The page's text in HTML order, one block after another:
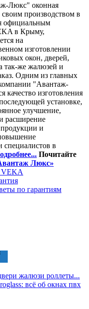
Люкс" оконная
производством в
официальным
в Крыму,
на
изготовлении
окон, дверей,
так-же жалюзей и
Одним из главных
"Авантаж-
качество изготовления
установке,
улучшение,
расширение
продукции и
специалистов в
Почитайте
Люкс»
VEKA
по гарантиям
жалюзи роллеты...
всё об окнах пвх